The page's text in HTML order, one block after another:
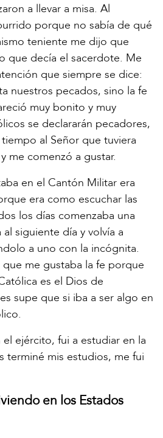
a llevar a misa. Al
porque no sabía de qué
teniente me dijo que
que decía el sacerdote. Me
que siempre se dice:
nuestros pecados, sino la fe
muy bonito y muy
se declararán pecadores,
al Señor que tuviera
me comenzó a gustar.
en el Cantón Militar era
era como escuchar las
los días comenzaba una
siguiente día y volvía a
a uno con la incógnita.
me gustaba la fe porque
es el Dios de
supe que si iba a ser algo en
ejército, fui a estudiar en la
terminé mis estudios, me fui
en los Estados